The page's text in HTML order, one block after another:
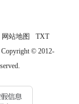
网站地图
TXT
© 2012-